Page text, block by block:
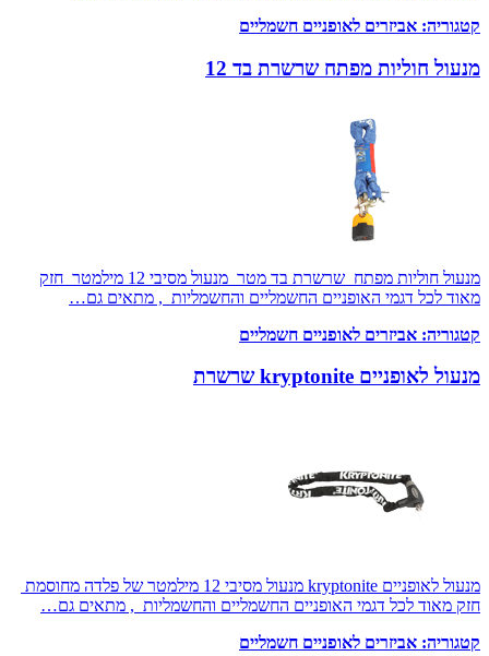
קטגוריה: אביזרים לאופניים חשמליים
מנעול חוליות מפתח שרשרת בד 12
מנעול חוליות מפתח שרשרת בד מטר מנעול מסיבי 12 מילמטר חזק
מאוד לכל דגמי האופניים החשמליים והחשמליות , מתאים גם…
קטגוריה: אביזרים לאופניים חשמליים
מנעול לאופניים kryptonite שרשרת
מנעול לאופניים kryptonite מנעול מסיבי 12 מילמטר של פלדה מחוסמת
חזק מאוד לכל דגמי האופניים החשמליים והחשמליות , מתאים גם…
קטגוריה: אביזרים לאופניים חשמליים